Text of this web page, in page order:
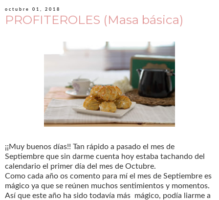
octubre 01, 2018
PROFITEROLES (Masa básica)
¡¡Muy buenos días!! Tan rápido a pasado el mes de
Septiembre que sin darme cuenta hoy estaba tachando del
calendario el primer día del mes de Octubre.
Como cada año os comento para mí el mes de Septiembre es
mágico ya que se reúnen muchos sentimientos y momentos.
Así que este año ha sido todavía más mágico, podía liarme a